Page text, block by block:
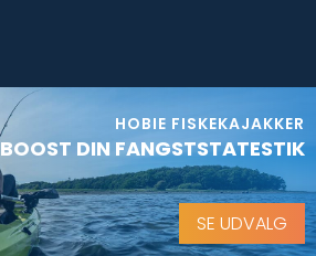
HOBIE FISKEKAJAKKER
BOOST DIN FANGSTSTATESTIK
SE UDVALG